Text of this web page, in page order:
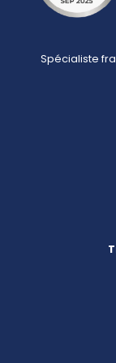
Spécialiste